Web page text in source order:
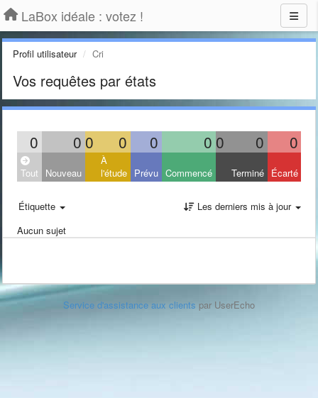
LaBox idéale : votez !
Profil utilisateur Cri
Vos requêtes par états
0 0 0 0 0 0 0 0 0
Tout Nouveau
À
l'étude Prévu Commencé Terminé Écarté
Étiquette
Les derniers mis à jour
Aucun sujet
Service d'assistance aux clients par UserEcho